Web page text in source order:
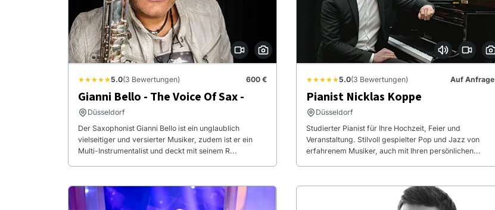
★★★★★5.0(3 Bewertungen) 600 €
Gianni Bello - The Voice Of Sax -
Düsseldorf
Der Saxophonist Gianni Bello ist ein unglaublich
vielseitiger und versierter Musiker, zudem ist er ein
Multi-Instrumentalist und deckt mit seinem R...
★★★★★5.0(3 Bewertungen) Auf Anfrage
Pianist Nicklas Koppe
Düsseldorf
Studierter Pianist für Ihre Hochzeit, Feier und
Veranstaltung. Stilvoll gespielter Pop und Jazz von
erfahrenem Musiker, auch mit Ihren persönlichen...